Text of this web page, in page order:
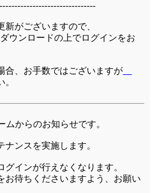
新がございますので、
ウンロードの上でログインをお
合、お手数ではございますが
ムからのお知らせです。
ンスを実施します。
インが行えなくなります。
お待ちくださいますよう、お願い